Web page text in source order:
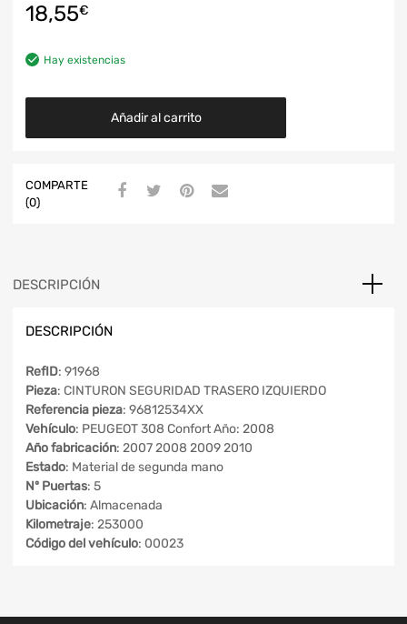
18,55€
Hay existencias
Añadir al carrito
COMPARTE
(0)
DESCRIPCIÓN
DESCRIPCIÓN
RefID: 91968
Pieza: CINTURON SEGURIDAD TRASERO IZQUIERDO
Referencia pieza: 96812534XX
Vehículo: PEUGEOT 308 Confort Año: 2008
Año fabricación: 2007 2008 2009 2010
Estado: Material de segunda mano
Nº Puertas: 5
Ubicación: Almacenada
Kilometraje: 253000
Código del vehículo: 00023